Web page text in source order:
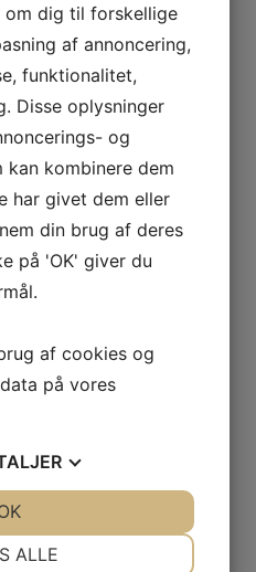
huller
at tilmelde dig til
idræt i menu'en og gå ind
dig herunder eller
hold.
medlem:
i conventus) kan du
her
opretter dig som et nyt
" om du blot har glemt din
om dig til forskellige
af annoncering,
funktionalitet,
Disse oplysninger
og
kan kombinere dem
har givet dem eller
din brug af deres
på 'OK' giver du
af cookies og
på vores
ALLE